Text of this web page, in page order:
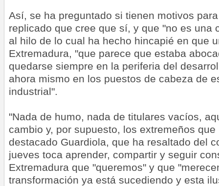
Así, se ha preguntado si tienen motivos
replicado que cree que sí, y que "no es una
al hilo de lo cual ha hecho hincapié en que
Extremadura, "que parece que estaba
quedarse siempre en la periferia del
ahora mismo en los puestos de cabeza de
industrial".
"Nada de humo, nada de titulares vacíos,
cambio y, por supuesto, los extremeños
destacado Guardiola, que ha resaltado del
jueves toca aprender, compartir y seguir
Extremadura que "queremos" y que
transformación ya está sucediendo y esta